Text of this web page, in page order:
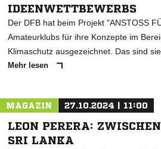
IDEENWETTBEWERBS
Der DFB hat beim Projekt "ANSTOSS
Amateurklubs für ihre Konzepte im
Klimaschutz ausgezeichnet. Das sind sie.
Mehr lesen
MAGAZIN 27.10.2024 | 11:00
LEON PERERA:
SRI LANKA